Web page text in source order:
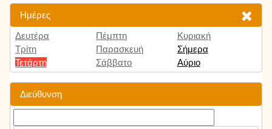
Ημέρες
Δευτέρα
Τρίτη
Τετάρτη
Πέμπτη
Παρασκευή
Σάββατο
Κυριακή
Σήμερα
Αύριο
Διεύθυνση